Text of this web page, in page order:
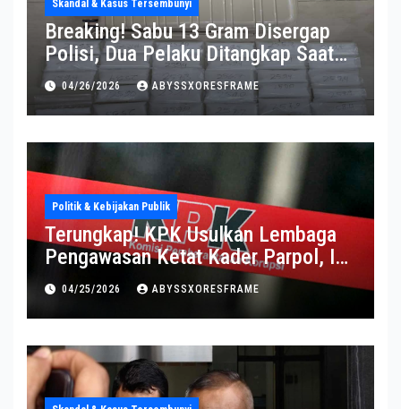
Skandal & Kasus Tersembunyi
Breaking! Sabu 13 Gram Disergap
Polisi, Dua Pelaku Ditangkap Saat
Operasi Berlangsung Di Tempat
04/26/2026 ABYSSXORESFRAME
Politik & Kebijakan Publik
Terungkap! KPK Usulkan Lembaga
Pengawasan Ketat Kader Parpol, Ini
Alasannya
04/25/2026 ABYSSXORESFRAME